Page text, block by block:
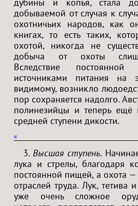
добываемой от случая к
охотничьих народов, как
книгах, то есть таких,
охотой, никогда не
добыча от охоты
Вследствие постоянной
источниками питания на
видимому, возникло
пор сохраняется надолго.
полинезийцы и теперь ещё
средней ступени дикости.
«
3.Высшая ступень.
лука и стрелы, благодаря
постоянной пищей, а охота
отраслей труда. Лук, тетива
уже очень сложное